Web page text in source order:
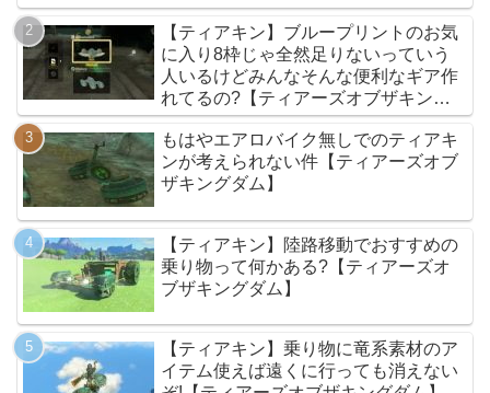
【ティアキン】ブループリントのお気
に入り8枠じゃ全然足りないっていう
人いるけどみんなそんな便利なギア作
れてるの?【ティアーズオブザキング
ダム】
もはやエアロバイク無しでのティアキ
ンが考えられない件【ティアーズオブ
ザキングダム】
【ティアキン】陸路移動でおすすめの
乗り物って何かある?【ティアーズオ
ブザキングダム】
【ティアキン】乗り物に竜系素材のア
イテム使えば遠くに行っても消えない